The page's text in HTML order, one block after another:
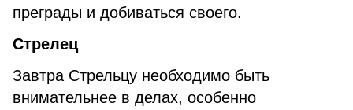
преграды и добиваться своего.
Стрелец
Завтра Стрельцу необходимо быть
внимательнее в делах, особенно